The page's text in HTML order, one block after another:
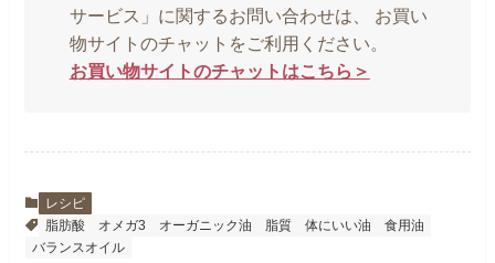
サービス」に関するお問い合わせは、 お買い
物サイトのチャットをご利用ください。
お買い物サイトのチャットはこちら＞
レシピ
脂肪酸
オメガ3 オーガニック油 脂質 体にいい油
食用油
バランスオイル